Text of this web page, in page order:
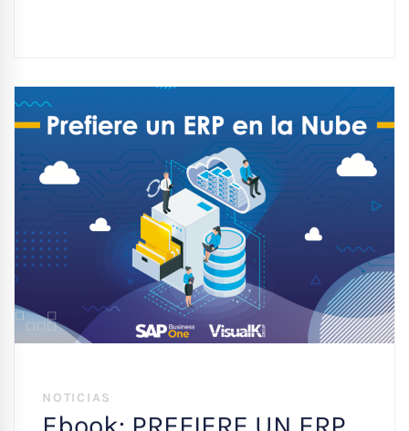
NOTICIAS